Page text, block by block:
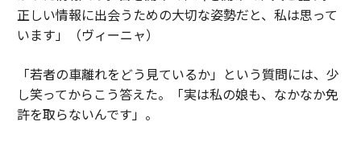
正しい情報に出会うための大切な姿勢だと、私は思って
います」（ヴィーニャ）
「若者の車離れをどう見ているか」という質問には、少
し笑ってからこう答えた。「実は私の娘も、なかなか免
許を取らないんです」。